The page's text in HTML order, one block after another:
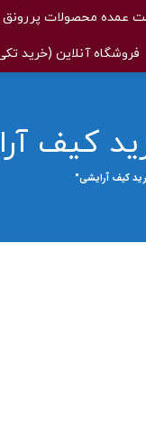
عمده محصولات پررونق
فروشگاه آنلاین (خرید
کیف
کیف آرایشی"